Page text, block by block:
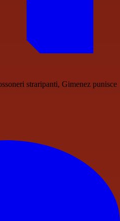
straripanti, Gimenez punisce